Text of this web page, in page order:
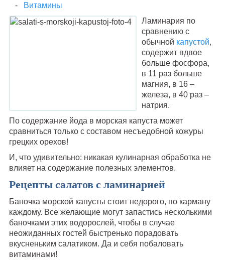
Витамины
Ламинария по
сравнению с
обычной капустой,
содержит вдвое
больше фосфора,
в 11 раз больше
магния, в 16 –
железа, в 40 раз –
натрия.
По содержание йода в морская капуста может
сравниться только с составом несъедобной кожуры
грецких орехов!
И, что удивительно: никакая кулинарная обработка не
влияет на содержание полезных элементов.
Рецепты салатов с ламинарией
Баночка морской капусты стоит недорого, по карману
каждому. Все желающие могут запастись несколькими
баночками этих водорослей, чтобы в случае
неожиданных гостей быстренько порадовать
вкусненьким салатиком. Да и себя побаловать
витаминами!